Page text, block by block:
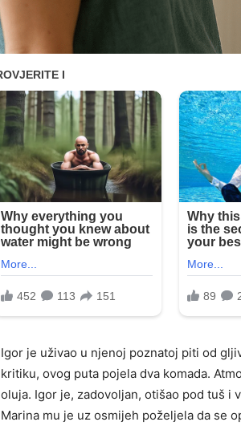
Igor je uživao u njenoj poznatoj piti od
kritiku, ovog puta pojela dva komada.
oluja. Igor je, zadovoljan, otišao pod tuš i
Marina mu je uz osmijeh poželjela da se